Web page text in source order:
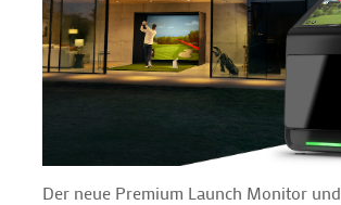
GOLFEINSTEIGER
Der neue Premium Launch Monitor und